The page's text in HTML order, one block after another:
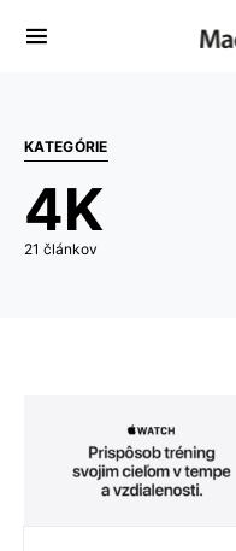
KATEGÓRIE
4K
21 článkov